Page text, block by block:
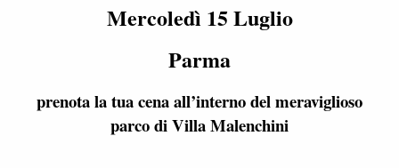
Mercoledì 15 Luglio
Parma
prenota la tua cena all’interno del meraviglioso
parco di Villa Malenchini